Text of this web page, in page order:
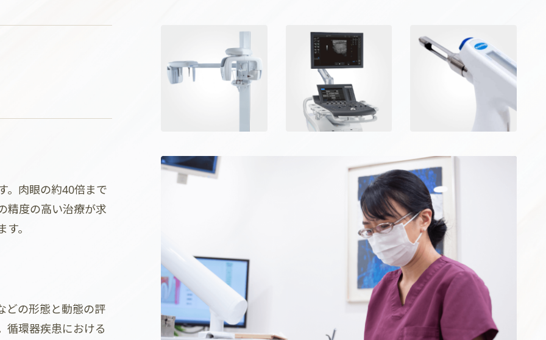
。肉眼の約40倍まで
精度の高い治療が求
。
どの形態と動態の評
循環器疾患における